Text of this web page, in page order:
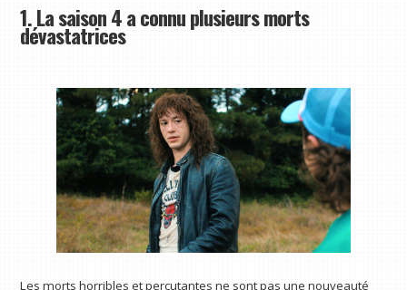
1. La saison 4 a connu plusieurs morts
dévastatrices
Les morts horribles et percutantes ne sont pas une nouveauté